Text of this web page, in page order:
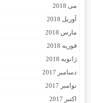
می 2018
آوریل 2018
مارس 2018
فوریه 2018
ژانویه 2018
دسامبر 2017
نوامبر 2017
اکتبر 2017